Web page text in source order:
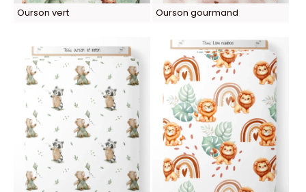
Ourson vert Ourson gourmand